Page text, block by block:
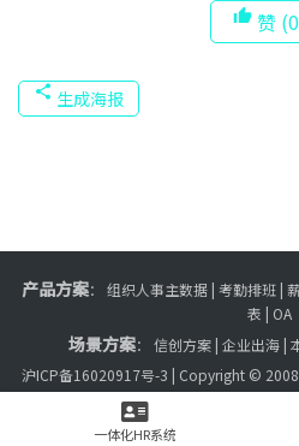
赞
生成海报
产品方案： 组织人事主数据| 考勤排班|
表 | OA
场景方案： 信创方案| 企业出海|
沪ICP备16020917号-3 | Copyright ©
网站地图
一体化HR系统